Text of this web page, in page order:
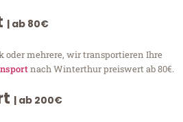
| ab 80€
oder mehrere, wir transportieren Ihre
nach Winterthur preiswert ab 80€.
| ab 200€